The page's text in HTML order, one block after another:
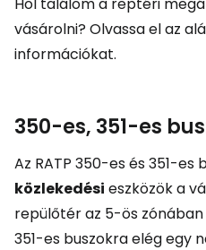
vásárolni? Olvassa el az
információkat.
350-es, 351-es
Az RATP 350-es és 351-es
közlekedési eszközök a
repülőtér az 5-ös
351-es buszokra elég egy